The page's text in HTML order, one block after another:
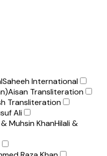
Saheeh International
Aisan Transliteration
Transliteration
Ali
Muhsin KhanHilali &